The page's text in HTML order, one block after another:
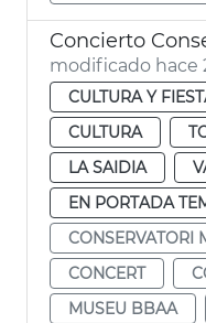
modificado hace
CULTURA Y
CULTURA
LA SAIDIA
EN PORTADA
CONSERVATORI
CONCERT
MUSEU BBAA